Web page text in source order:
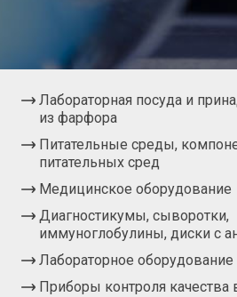
Лабораторная посуда и
из фарфора
Питательные среды,
питательных сред
Медицинское оборудование
Диагностикумы, сыворотки,
иммуноглобулины, диски с
Лабораторное оборудование
Приборы контроля качества